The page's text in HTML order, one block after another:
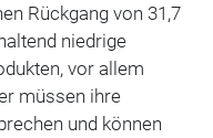
Rückgang von 31,7
niedrige
vor allem
müssen ihre
und können